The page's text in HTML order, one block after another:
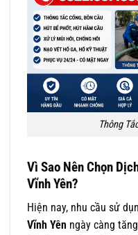
Thông
Vì Sao Nên Chọn
Vĩnh Yên?
Hiện nay, nhu cầu sử
Vĩnh Yên ngày càng